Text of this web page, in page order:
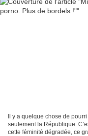
Il y a quelque chose de
seulement la République.
cette féminité dégradée, ce